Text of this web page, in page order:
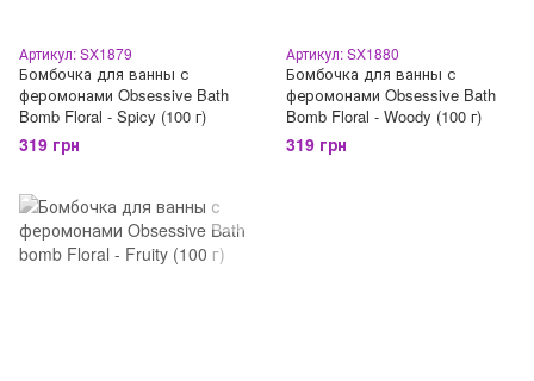
Артикул: SX1879
Бомбочка для ванны с
феромонами Obsessive Bath
Bomb Floral - Spicy (100 г)
319 грн
Артикул: SX1880
Бомбочка для ванны с
феромонами Obsessive Bath
Bomb Floral - Woody (100 г)
319 грн